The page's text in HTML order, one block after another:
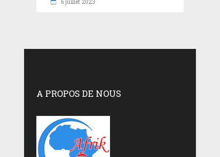
6 juillet 2023
A PROPOS DE NOUS